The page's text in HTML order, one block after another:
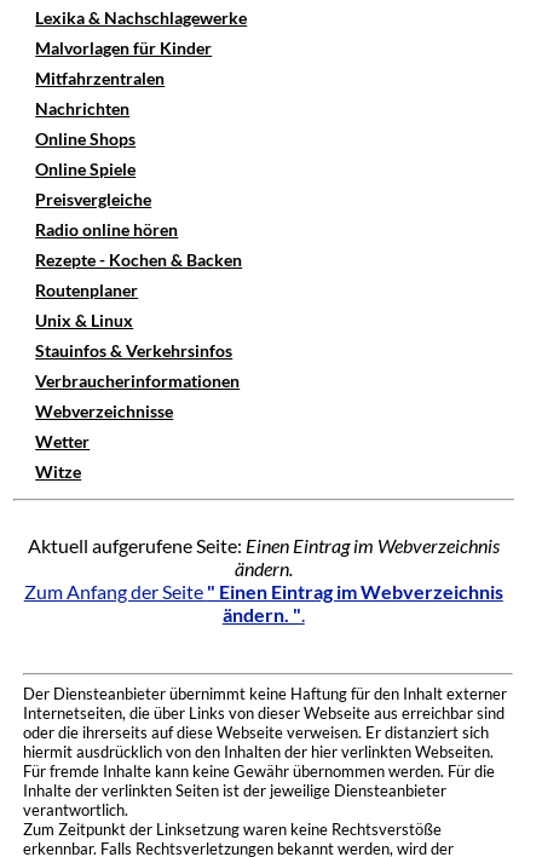
Lexika & Nachschlagewerke
Malvorlagen für Kinder
Mitfahrzentralen
Nachrichten
Online Shops
Online Spiele
Preisvergleiche
Radio online hören
Rezepte - Kochen & Backen
Routenplaner
Unix & Linux
Stauinfos & Verkehrsinfos
Verbraucherinformationen
Webverzeichnisse
Wetter
Witze
Aktuell aufgerufene Seite: Einen Eintrag im Webverzeichnis
ändern.
Zum Anfang der Seite " Einen Eintrag im Webverzeichnis
ändern. ".
Der Diensteanbieter übernimmt keine Haftung für den Inhalt externer
Internetseiten, die über Links von dieser Webseite aus erreichbar sind
oder die ihrerseits auf diese Webseite verweisen. Er distanziert sich
hiermit ausdrücklich von den Inhalten der hier verlinkten Webseiten.
Für fremde Inhalte kann keine Gewähr übernommen werden. Für die
Inhalte der verlinkten Seiten ist der jeweilige Diensteanbieter
verantwortlich.
Zum Zeitpunkt der Linksetzung waren keine Rechtsverstöße
erkennbar. Falls Rechtsverletzungen bekannt werden, wird der